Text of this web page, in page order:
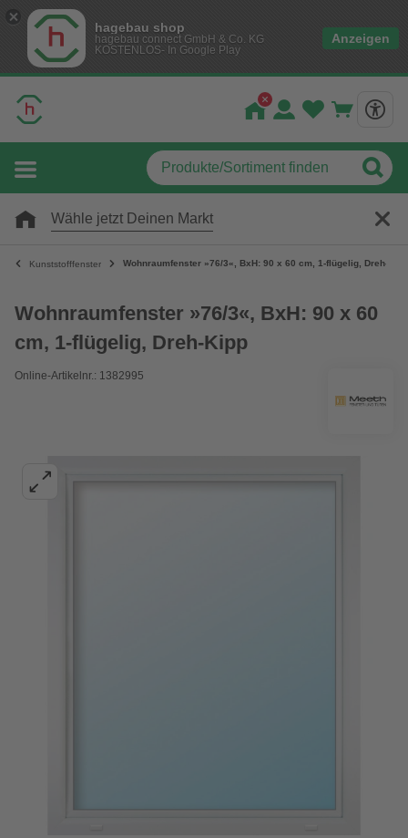
hagebau shop
hagebau connect GmbH & Co. KG
KOSTENLOS- In Google Play
Anzeigen
Wähle jetzt Deinen Markt
Kunststofffenster Wohnraumfenster »76/3«, BxH: 90 x 60 cm, 1-flügelig, Dreh-Kipp
Wohnraumfenster »76/3«, BxH: 90 x 60
cm, 1-flügelig, Dreh-Kipp
Online-Artikelnr.: 1382995